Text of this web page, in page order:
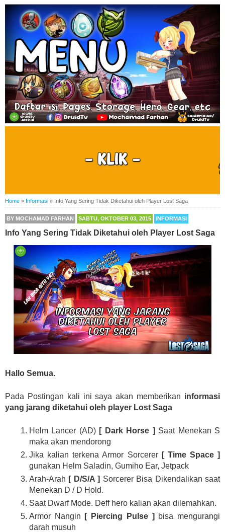
Home » Informasi » Info Yang Sering Tidak Diketahui oleh Player Lost Saga
BY MOCHAMAD FARHAN SABTU, OKTOBER 03, 2015 INFORMASI
Info Yang Sering Tidak Diketahui oleh Player Lost Saga
Hallo Semua.
Pada Postingan kali ini saya akan memberikan informasi
yang jarang diketahui oleh player Lost Saga
Helm Lancer (AD) [ Dark Horse ] Saat Menekan S
maka akan mendorong
Jika kalian terkena Armor Sorcerer [ Time Space ]
gunakan Helm Saladin, Gumiho Ear, Jetpack
Arah-Arah [ D/S/A ] Sorcerer Bisa Dikendalikan saat
Menekan D / D Hold.
Saat Dwarf Mode. Deff hero kalian akan dilemahkan.
Armor Nangin
[ Piercing Pulse ] bisa mengurangi
darah musuh